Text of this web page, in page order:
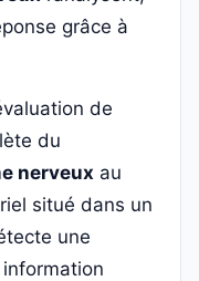
grâce à
de
du
nerveux au
situé dans un
une